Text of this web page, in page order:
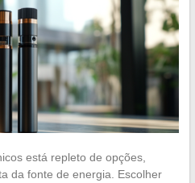
está repleto de opções,
da fonte de energia. Escolher